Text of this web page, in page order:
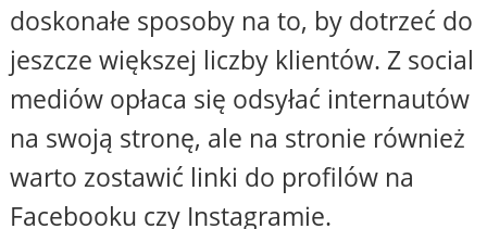
doskonałe sposoby na to, by dotrzeć do
jeszcze większej liczby klientów. Z social
mediów opłaca się odsyłać internautów
na swoją stronę, ale na stronie również
warto zostawić linki do profilów na
Facebooku czy Instagramie.